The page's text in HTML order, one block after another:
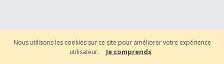
Nous utilisons les cookies sur ce site pour améliorer votre expérience
utilisateur.
Je comprends